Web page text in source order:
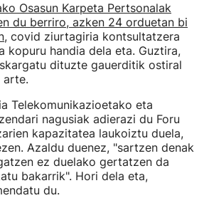
Osasun Karpeta Pertsonalak
du berriro, azken 24 orduetan bi
, covid ziurtagiria kontsultatzera
kopuru handia dela eta. Guztira,
dituzte gauerditik ostiral
arte.
Telekomunikazioetako eta
nagusiak adierazi du Foru
kapazitatea laukoiztu duela,
Azaldu duenez, "sartzen denak
ez duelako gertatzen da
bakarrik". Hori dela eta,
du.